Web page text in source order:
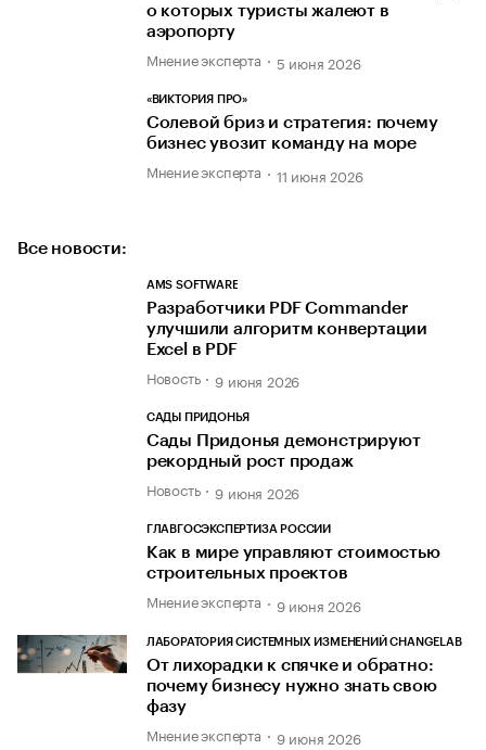
о которых туристы жалеют в
аэропорту
Мнение эксперта 5 июня 2026
«ВИКТОРИЯ ПРО»
Солевой бриз и стратегия: почему
бизнес увозит команду на море
Мнение эксперта 11 июня 2026
Все новости:
AMS SOFTWARE
Разработчики PDF Commander
улучшили алгоритм конвертации
Excel в PDF
Новость 9 июня 2026
САДЫ ПРИДОНЬЯ
Сады Придонья демонстрируют
рекордный рост продаж
Новость 9 июня 2026
ГЛАВГОСЭКСПЕРТИЗА РОССИИ
Как в мире управляют стоимостью
строительных проектов
Мнение эксперта 9 июня 2026
ЛАБОРАТОРИЯ СИСТЕМНЫХ ИЗМЕНЕНИЙ CHANGELAB
От лихорадки к спячке и обратно:
почему бизнесу нужно знать свою
фазу
Мнение эксперта 9 июня 2026